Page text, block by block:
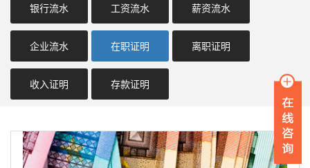
银行流水 工资流水 薪资流水
企业流水 在职证明 离职证明
收入证明 存款证明